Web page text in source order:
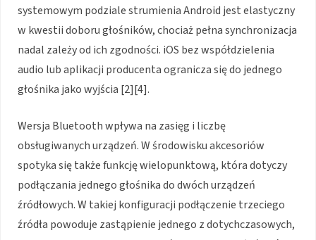
systemowym podziale strumienia Android jest elastyczny
w kwestii doboru głośników, chociaż pełna synchronizacja
nadal zależy od ich zgodności. iOS bez współdzielenia
audio lub aplikacji producenta ogranicza się do jednego
głośnika jako wyjścia [2][4].
Wersja Bluetooth wpływa na zasięg i liczbę
obsługiwanych urządzeń. W środowisku akcesoriów
spotyka się także funkcję wielopunktową, która dotyczy
podłączania jednego głośnika do dwóch urządzeń
źródłowych. W takiej konfiguracji podłączenie trzeciego
źródła powoduje zastąpienie jednego z dotychczasowych,